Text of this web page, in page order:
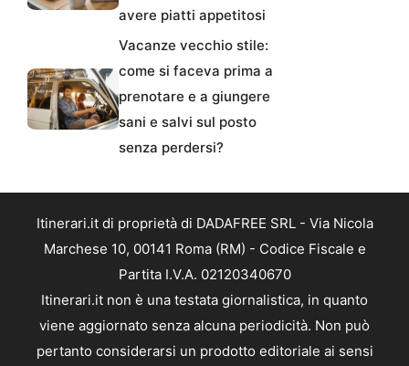
avere piatti appetitosi
Vacanze vecchio stile:
come si faceva prima a
prenotare e a giungere
sani e salvi sul posto
senza perdersi?
Itinerari.it di proprietà di DADAFREE SRL - Via Nicola
Marchese 10, 00141 Roma (RM) - Codice Fiscale e
Partita I.V.A. 02120340670
Itinerari.it non è una testata giornalistica, in quanto
viene aggiornato senza alcuna periodicità. Non può
pertanto considerarsi un prodotto editoriale ai sensi